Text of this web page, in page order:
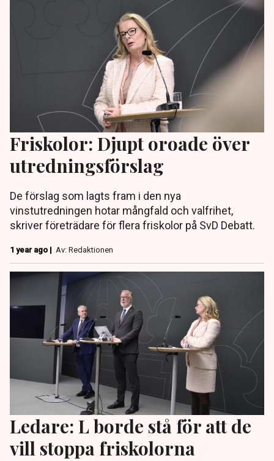
Friskolor: Djupt oroade över
utredningsförslag
De förslag som lagts fram i den nya
vinstutredningen hotar mångfald och valfrihet,
skriver företrädare för flera friskolor på SvD Debatt.
1 year ago | Av: Redaktionen
Ledare: L borde stå för att de
vill stoppa friskolorna